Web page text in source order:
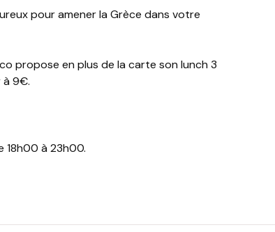
propose en plus de la carte son lunch 3
à 9€.
18h00 à 23h00.